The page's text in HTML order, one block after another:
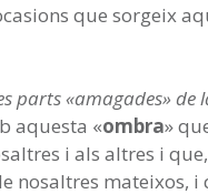
que sorgeix
parts «amagades» de
aquesta «ombra»
i als altres i
nosaltres mateixos, i